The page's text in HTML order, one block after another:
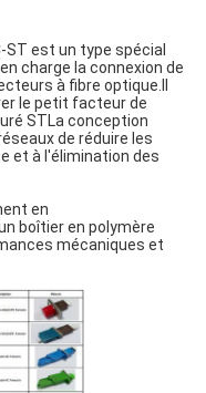
ST est un type spécial
charge la connexion de
à fibre optique.Il
le petit facteur de
STLa conception
de réduire les
et à l'élimination des
en
boîtier en polymère
mécaniques et